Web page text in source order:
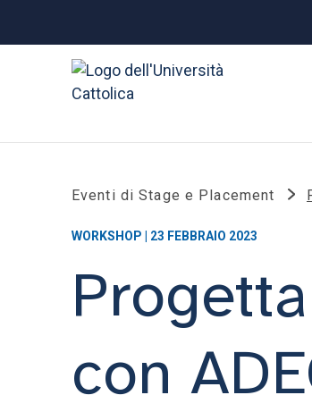
Eventi di Stage e Placement
WORKSHOP | 23 FEBBRAIO 2023
con